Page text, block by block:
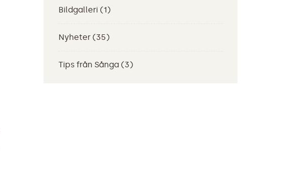
Bildgalleri (1)
Nyheter(35)
Tips från Sånga(3)